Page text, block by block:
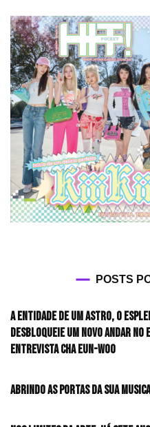
POSTS
A entidade de um astro, o
desbloqueie um novo andar
Entrevista CHA EUN-WOO
Abrindo as portas da sua